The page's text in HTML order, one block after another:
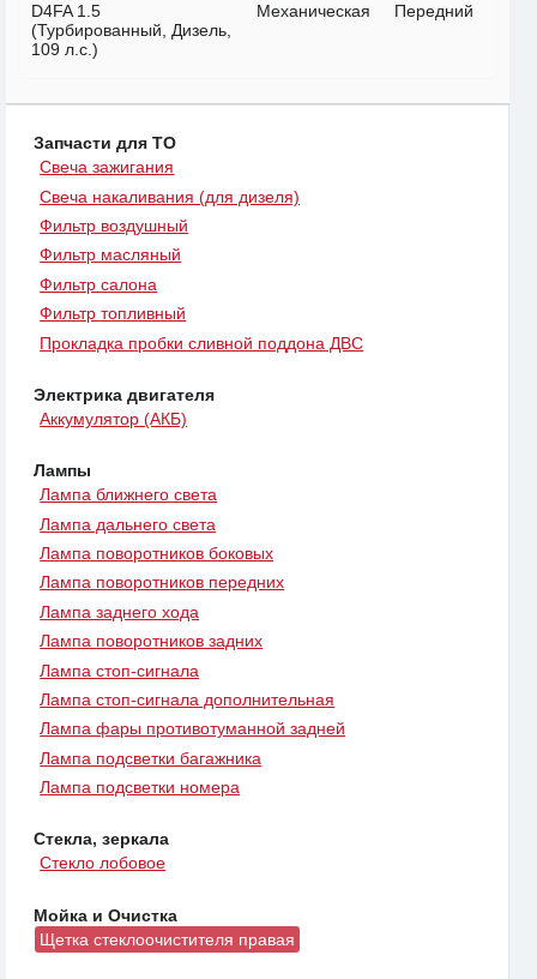
D4FA 1.5
(Турбированный, Дизель,
109 л.с.)
Механическая Передний
Запчасти для ТО
Свеча зажигания
Свеча накаливания (для дизеля)
Фильтр воздушный
Фильтр масляный
Фильтр салона
Фильтр топливный
Прокладка пробки сливной поддона ДВС
Электрика двигателя
Аккумулятор (АКБ)
Лампы
Лампа ближнего света
Лампа дальнего света
Лампа поворотников боковых
Лампа поворотников передних
Лампа заднего хода
Лампа поворотников задних
Лампа стоп-сигнала
Лампа стоп-сигнала дополнительная
Лампа фары противотуманной задней
Лампа подсветки багажника
Лампа подсветки номера
Стекла, зеркала
Стекло лобовое
Мойка и Очистка
Щетка стеклоочистителя правая